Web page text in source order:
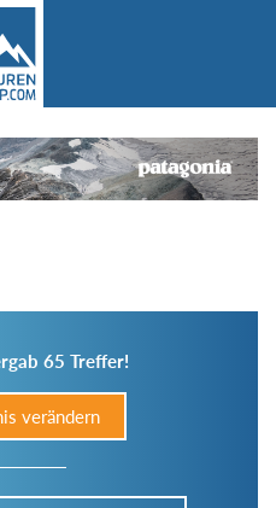
65 Treffer!
verändern